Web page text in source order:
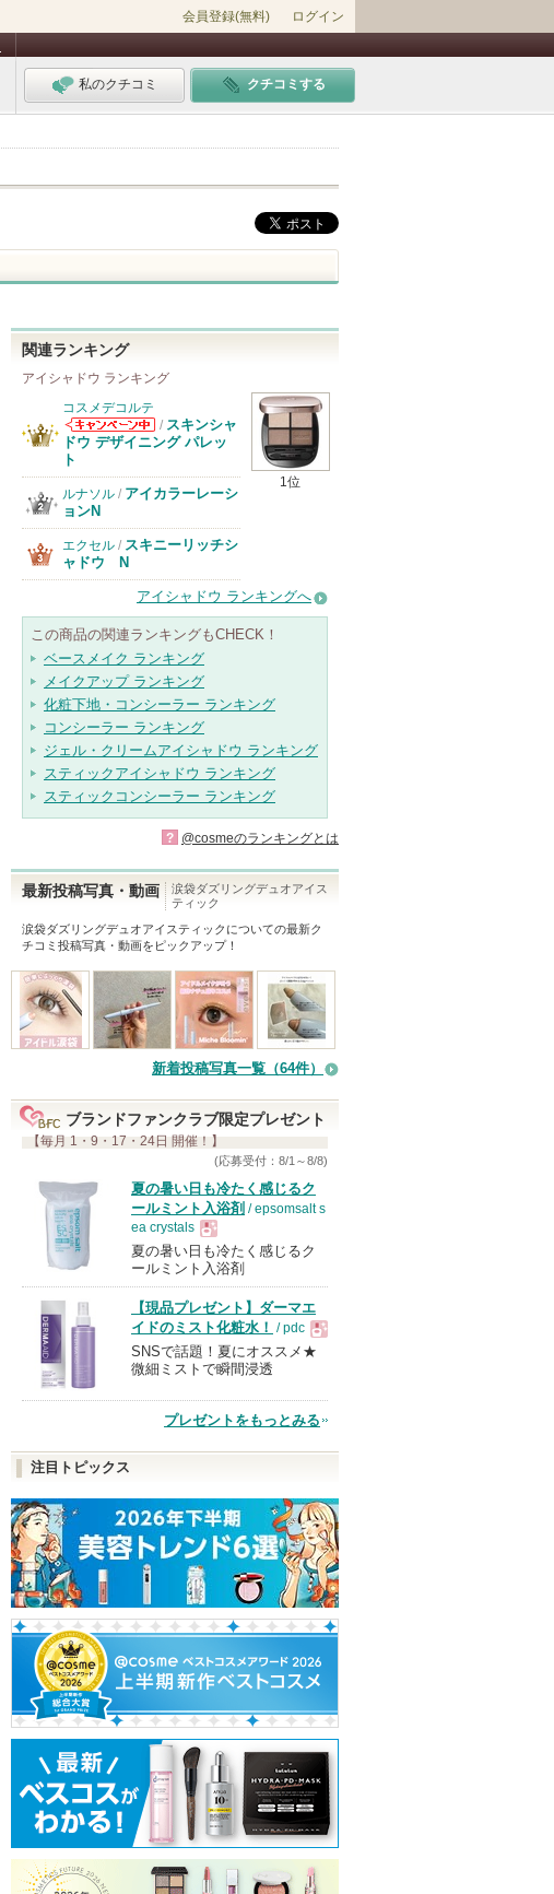
会員登録(無料) ログイン
私のクチコミ クチコミする
関連ランキング
アイシャドウ ランキング
1位
コスメデコルテ
コスメデコルテ
からのお知らせ
/ スキンシャ
ドウ デザイニング パレッ
ト
ルナソル / アイカラーレーシ
ョンN
エクセル / スキニーリッチシ
ャドウ N
アイシャドウ ランキングへ
この商品の関連ランキングもCHECK！
ベースメイク ランキング
メイクアップ ランキング
化粧下地・コンシーラー ランキング
コンシーラー ランキング
ジェル・クリームアイシャドウ ランキング
スティックアイシャドウ ランキング
スティックコンシーラー ランキング
? @cosmeのランキングとは
最新投稿写真・動画
涙袋ダズリングデュオアイス
ティック
涙袋ダズリングデュオアイスティック についての最新ク
チコミ投稿写真・動画をピックアップ！
新着投稿写真一覧（64件）
ブランドファンクラブ限定プレゼント
【毎月 1・9・17・24日 開催！】
(応募受付：8/1～8/8)
夏の暑い日も冷たく感じるク
ールミント入浴剤 / epsomsalt s
ea crystals
現
品
夏の暑い日も冷たく感じるク
ールミント入浴剤
【現品プレゼント】ダーマエ
イドのミスト化粧水！ / pdc
現
品
SNSで話題！夏にオススメ★
微細ミストで瞬間浸透
プレゼントをもっとみる
注目トピックス